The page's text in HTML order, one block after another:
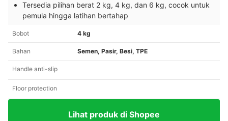
Tersedia pilihan berat 2 kg, 4 kg, dan 6 kg, cocok untuk
pemula hingga latihan bertahap
Bobot 4 kg
Bahan Semen, Pasir, Besi, TPE
Handle anti-slip
Floor protection
Lihat produk di Shopee